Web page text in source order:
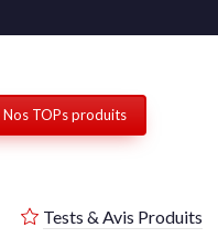
Nos TOPs produits
Tests & Avis Produits